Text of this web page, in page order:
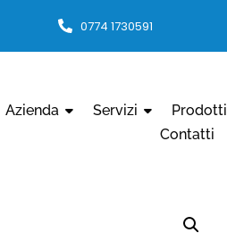
0774 1730591
Azienda Servizi Prodotti
Contatti